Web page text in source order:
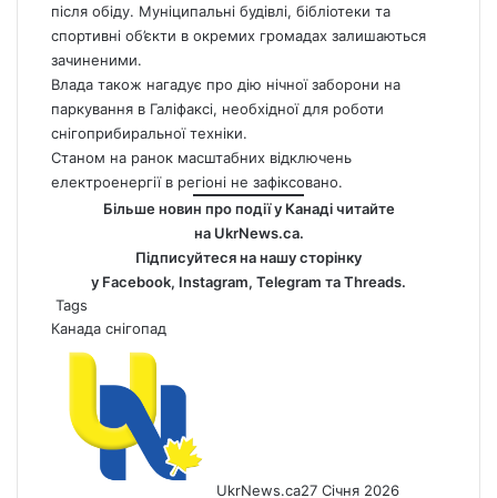
після обіду. Муніципальні будівлі, бібліотеки та
спортивні об’єкти в окремих громадах залишаються
зачиненими.
Влада також нагадує про дію нічної заборони на
паркування в Галіфаксі, необхідної для роботи
снігоприбиральної техніки.
Станом на ранок масштабних відключень
електроенергії в регіоні не зафіксовано.
Більше новин про події у Канаді читайте
на UkrNews.ca.
Підписуйтеся на нашу сторінку
у Facebook, Instagram, Telegram таThreads.
Tags
Канада снігопад
UkrNews.ca27 Січня 2026